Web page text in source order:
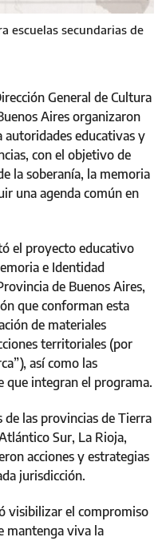
escuelas secundarias de
General de Cultura
Aires organizaron
educativas y
con el objetivo de
la soberanía, la memoria
una agenda común en
el proyecto educativo
e Identidad
de Buenos Aires,
que conforman esta
de materiales
territoriales (por
así como las
que integran el programa.
las provincias de Tierra
Sur, La Rioja,
acciones y estrategias
jurisdicción.
visibilizar el compromiso
mantenga viva la